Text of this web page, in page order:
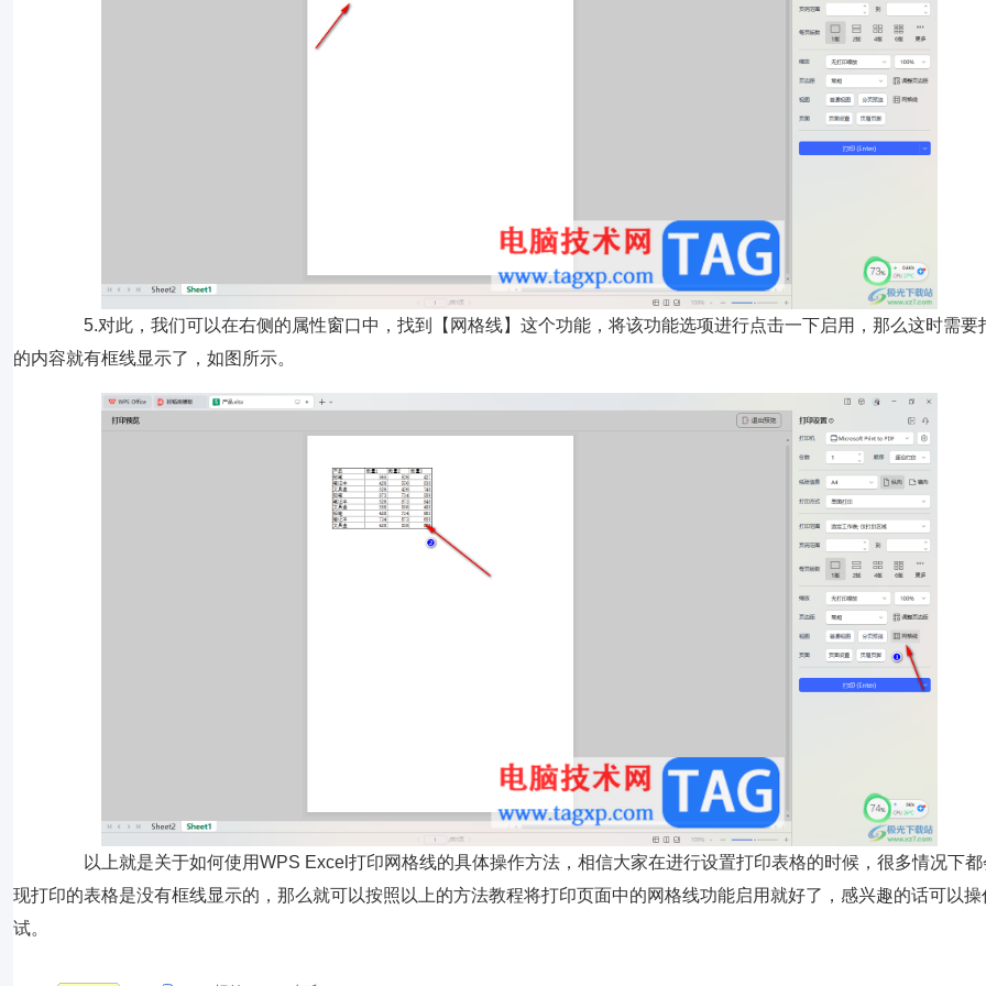
5.对此，我们可以在右侧的属性窗口中，找到【网格线】这个功能，将该功能选项进行点击一下启用，那么这时需要
的内容就有框线显示了，如图所示。
以上就是关于如何使用WPS Excel打印网格线的具体操作方法，相信大家在进行设置打印表格的时候，很多情况下都
现打印的表格是没有框线显示的，那么就可以按照以上的方法教程将打印页面中的网格线功能启用就好了，感兴趣的话可以操
试。